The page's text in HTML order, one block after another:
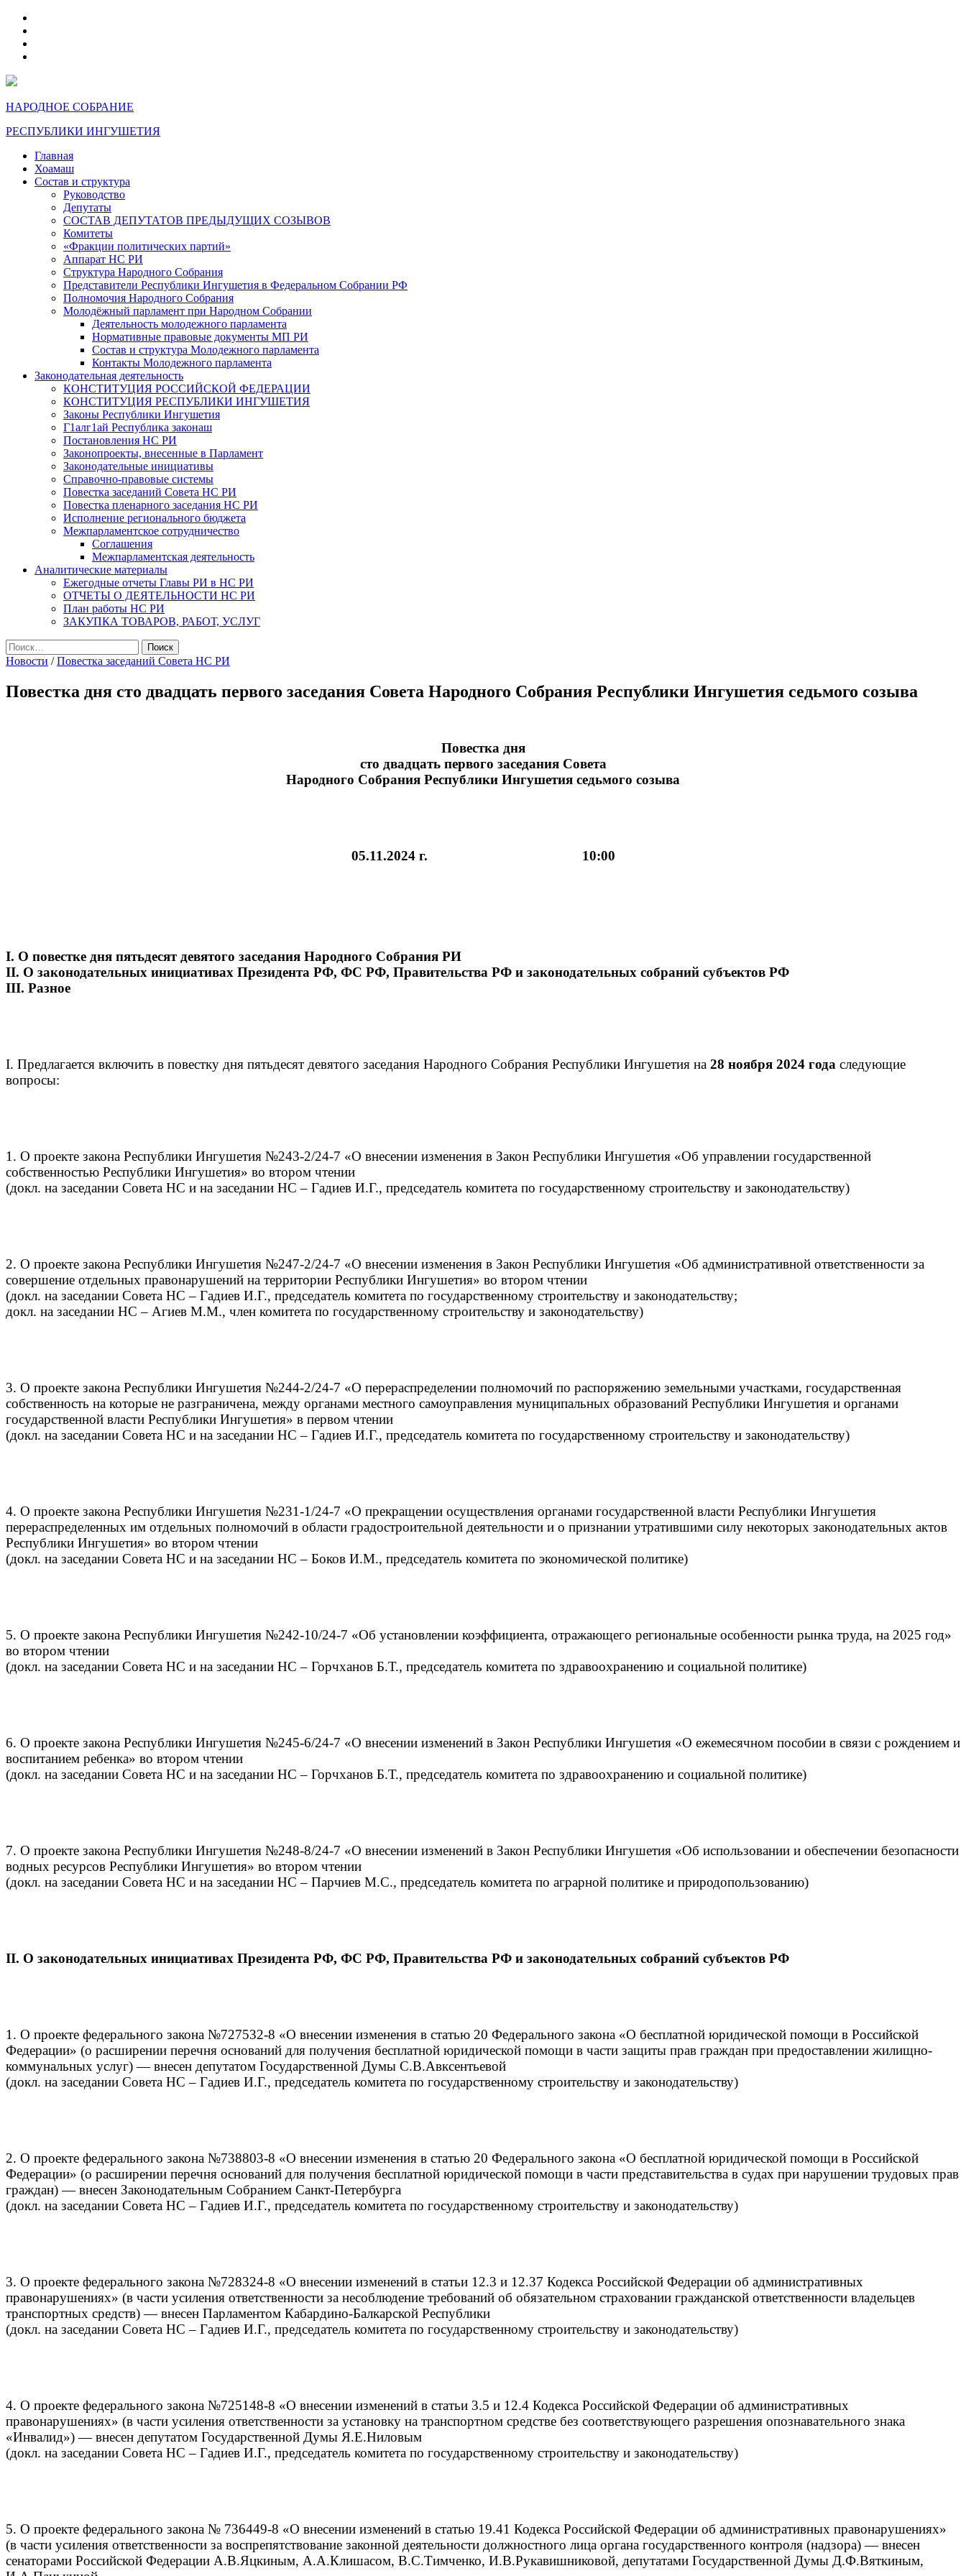
НАРОДНОЕ СОБРАНИЕ
РЕСПУБЛИКИ ИНГУШЕТИЯ
Главная
Хоамаш
Состав и структура
Руководство
Депутаты
СОСТАВ ДЕПУТАТОВ ПРЕДЫДУЩИХ СОЗЫВОВ
Комитеты
«Фракции политических партий»
Аппарат НС РИ
Структура Народного Собрания
Представители Республики Ингушетия в Федеральном Собрании РФ
Полномочия Народного Собрания
Молодёжный парламент при Народном Собрании
Деятельность молодежного парламента
Нормативные правовые документы МП РИ
Состав и структура Молодежного парламента
Контакты Молодежного парламента
Законодательная деятельность
КОНСТИТУЦИЯ РОССИЙСКОЙ ФЕДЕРАЦИИ
КОНСТИТУЦИЯ РЕСПУБЛИКИ ИНГУШЕТИЯ
Законы Республики Ингушетия
Г1алг1ай Республика законаш
Постановления НС РИ
Законопроекты, внесенные в Парламент
Законодательные инициативы
Справочно-правовые системы
Повестка заседаний Совета НС РИ
Повестка пленарного заседания НС РИ
Исполнение регионального бюджета
Межпарламентское сотрудничество
Соглашения
Межпарламентская деятельность
Аналитические материалы
Ежегодные отчеты Главы РИ в НС РИ
ОТЧЕТЫ О ДЕЯТЕЛЬНОСТИ НС РИ
План работы НС РИ
ЗАКУПКА ТОВАРОВ, РАБОТ, УСЛУГ
Найти:
Новости /Повестка заседаний Совета НС РИ
Повестка дня сто двадцать первого заседания Совета Народного Собрания Республики Ингушетия седьмого созыва
Повестка дня
сто двадцать первого заседания Совета
Народного Собрания Республики Ингушетия седьмого созыва
05.11.2024 г. 10:00
I. О повестке дня пятьдесят девятого заседания Народного Собрания РИ
II. О законодательных инициативах Президента РФ, ФС РФ, Правительства РФ и законодательных собраний субъектов РФ
III. Разное
I. Предлагается включить в повестку дня пятьдесят девятого заседания Народного Собрания Республики Ингушетия на 28 ноября 2024 года следующие
вопросы:
1. О проекте закона Республики Ингушетия №243-2/24-7 «О внесении изменения в Закон Республики Ингушетия «Об управлении государственной
собственностью Республики Ингушетия» во втором чтении
(докл. на заседании Совета НС и на заседании НС – Гадиев И.Г., председатель комитета по государственному строительству и законодательству)
2. О проекте закона Республики Ингушетия №247-2/24-7 «О внесении изменения в Закон Республики Ингушетия «Об административной ответственности за
совершение отдельных правонарушений на территории Республики Ингушетия» во втором чтении
(докл. на заседании Совета НС – Гадиев И.Г., председатель комитета по государственному строительству и законодательству;
докл. на заседании НС – Агиев М.М., член комитета по государственному строительству и законодательству)
3. О проекте закона Республики Ингушетия №244-2/24-7 «О перераспределении полномочий по распоряжению земельными участками, государственная
собственность на которые не разграничена, между органами местного самоуправления муниципальных образований Республики Ингушетия и органами
государственной власти Республики Ингушетия» в первом чтении
(докл. на заседании Совета НС и на заседании НС – Гадиев И.Г., председатель комитета по государственному строительству и законодательству)
4. О проекте закона Республики Ингушетия №231-1/24-7 «О прекращении осуществления органами государственной власти Республики Ингушетия
перераспределенных им отдельных полномочий в области градостроительной деятельности и о признании утратившими силу некоторых законодательных актов
Республики Ингушетия» во втором чтении
(докл. на заседании Совета НС и на заседании НС – Боков И.М., председатель комитета по экономической политике)
5. О проекте закона Республики Ингушетия №242-10/24-7 «Об установлении коэффициента, отражающего региональные особенности рынка труда, на 2025 год»
во втором чтении
(докл. на заседании Совета НС и на заседании НС – Горчханов Б.Т., председатель комитета по здравоохранению и социальной политике)
6. О проекте закона Республики Ингушетия №245-6/24-7 «О внесении изменений в Закон Республики Ингушетия «О ежемесячном пособии в связи с рождением и
воспитанием ребенка» во втором чтении
(докл. на заседании Совета НС и на заседании НС – Горчханов Б.Т., председатель комитета по здравоохранению и социальной политике)
7. О проекте закона Республики Ингушетия №248-8/24-7 «О внесении изменений в Закон Республики Ингушетия «Об использовании и обеспечении безопасности
водных ресурсов Республики Ингушетия» во втором чтении
(докл. на заседании Совета НС и на заседании НС – Парчиев М.С., председатель комитета по аграрной политике и природопользованию)
II. О законодательных инициативах Президента РФ, ФС РФ, Правительства РФ и законодательных собраний субъектов РФ
1. О проекте федерального закона №727532-8 «О внесении изменения в статью 20 Федерального закона «О бесплатной юридической помощи в Российской
Федерации» (о расширении перечня оснований для получения бесплатной юридической помощи в части защиты прав граждан при предоставлении жилищно-
коммунальных услуг) — внесен депутатом Государственной Думы С.В.Авксентьевой
(докл. на заседании Совета НС – Гадиев И.Г., председатель комитета по государственному строительству и законодательству)
2. О проекте федерального закона №738803-8 «О внесении изменения в статью 20 Федерального закона «О бесплатной юридической помощи в Российской
Федерации» (о расширении перечня оснований для получения бесплатной юридической помощи в части представительства в судах при нарушении трудовых прав
граждан) — внесен Законодательным Собранием Санкт-Петербурга
(докл. на заседании Совета НС – Гадиев И.Г., председатель комитета по государственному строительству и законодательству)
3. О проекте федерального закона №728324-8 «О внесении изменений в статьи 12.3 и 12.37 Кодекса Российской Федерации об административных
правонарушениях» (в части усиления ответственности за несоблюдение требований об обязательном страховании гражданской ответственности владельцев
транспортных средств) — внесен Парламентом Кабардино-Балкарской Республики
(докл. на заседании Совета НС – Гадиев И.Г., председатель комитета по государственному строительству и законодательству)
4. О проекте федерального закона №725148-8 «О внесении изменений в статьи 3.5 и 12.4 Кодекса Российской Федерации об административных
правонарушениях» (в части усиления ответственности за установку на транспортном средстве без соответствующего разрешения опознавательного знака
«Инвалид») — внесен депутатом Государственной Думы Я.Е.Ниловым
(докл. на заседании Совета НС – Гадиев И.Г., председатель комитета по государственному строительству и законодательству)
5. О проекте федерального закона № 736449-8 «О внесении изменений в статью 19.41 Кодекса Российской Федерации об административных правонарушениях»
(в части усиления ответственности за воспрепятствование законной деятельности должностного лица органа государственного контроля (надзора) — внесен
сенаторами Российской Федерации А.В.Яцкиным, А.А.Клишасом, В.С.Тимченко, И.В.Рукавишниковой, депутатами Государственной Думы Д.Ф.Вяткиным,